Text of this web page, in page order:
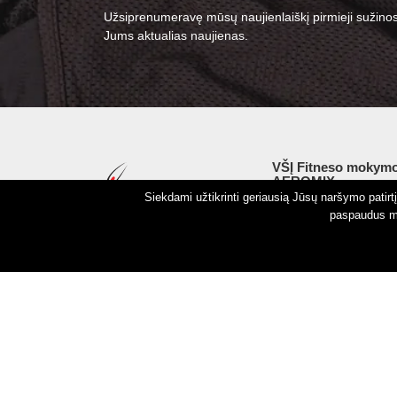
Užsiprenumeravę mūsų naujienlaiškį pirmieji
Jums aktualias naujienas.
VŠĮ Fitneso
AEROMIX
Įm. k. 300034190
LT98 7300 0100
Swedbankas, banko
Siekdami užtikrinti geriausią Jūsų naršymo
paspaudus